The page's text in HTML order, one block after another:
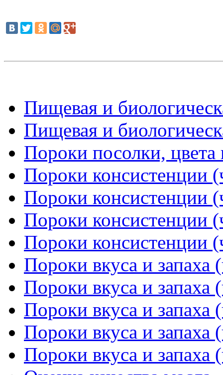
Пищевая и
Пищевая и
Пороки посолки, цвета
Пороки консистенции
Пороки консистенции
Пороки консистенции
Пороки консистенции
Пороки вкуса и запаха
Пороки вкуса и запаха
Пороки вкуса и запаха
Пороки вкуса и запаха
Пороки вкуса и запаха